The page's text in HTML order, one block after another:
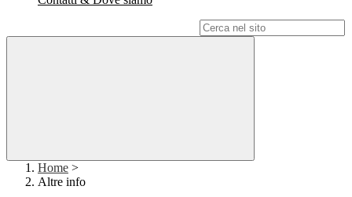
Home >
Altre info